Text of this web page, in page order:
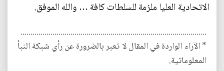
الاتحادية العليا ملزمة للسلطات كافة … والله الموفق.
.............................................................................................
* الآراء الواردة في المقال لا تعبر بالضرورة عن رأي شبكة النبأ
المعلوماتية.